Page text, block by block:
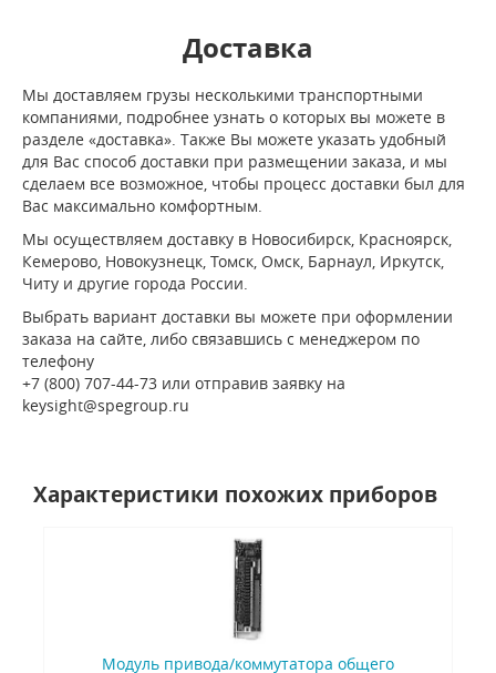
Доставка
Мы доставляем грузы несколькими транспортными
компаниями, подробнее узнать о которых вы можете в
разделе «доставка». Также Вы можете указать удобный
для Вас способ доставки при размещении заказа, и мы
сделаем все возможное, чтобы процесс доставки был для
Вас максимально комфортным.
Мы осуществляем доставку в Новосибирск, Красноярск,
Кемерово, Новокузнецк, Томск, Омск, Барнаул, Иркутск,
Читу и другие города России.
Выбрать вариант доставки вы можете при оформлении
заказа на сайте, либо связавшись с менеджером по
телефону
+7 (800) 707-44-73 или отправив заявку на
keysight@spegroup.ru
Характеристики похожих приборов
Модуль привода/коммутатора общего